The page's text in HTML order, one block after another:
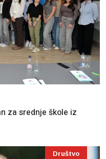
za srednje škole iz
Društvo